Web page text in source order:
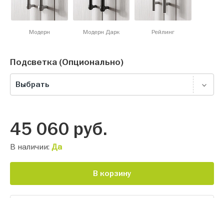
Модерн Модерн Дарк Рейлинг
Подсветка (Опционально)
Выбрать
45 060 руб.
В наличии: Да
В корзину